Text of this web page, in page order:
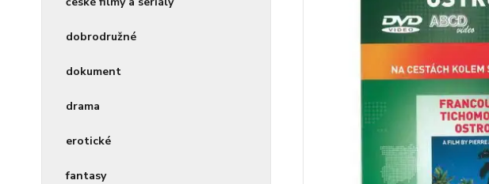
dobrodružné
dokument
drama
erotické
fantasy